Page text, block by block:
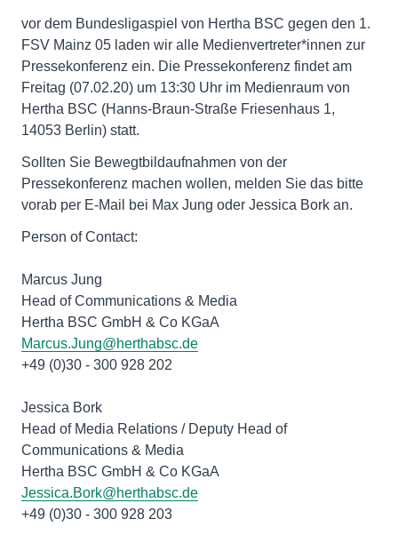
vor dem Bundesligaspiel von Hertha BSC gegen den 1.
FSV Mainz 05 laden wir alle Medienvertreter*innen zur
Pressekonferenz ein. Die Pressekonferenz findet am
Freitag (07.02.20) um 13:30 Uhr im Medienraum von
Hertha BSC (Hanns-Braun-Straße Friesenhaus 1,
14053 Berlin) statt.
Sollten Sie Bewegtbildaufnahmen von der
Pressekonferenz machen wollen, melden Sie das bitte
vorab per E-Mail bei Max Jung oder Jessica Bork an.
Person of Contact:
Marcus Jung
Head of Communications & Media
Marcus.Jung@herthabsc.de
+49 (0)30 - 300 928 202
Jessica Bork
Head of Media Relations / Deputy Head of
Communications & Media
Jessica.Bork@herthabsc.de
+49 (0)30 - 300 928 203